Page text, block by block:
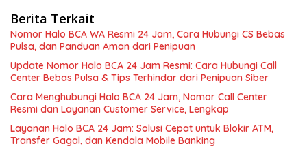
Berita Terkait
Nomor Halo BCA WA Resmi 24 Jam, Cara Hubungi CS Bebas
Pulsa, dan Panduan Aman dari Penipuan
Update Nomor Halo BCA 24 Jam Resmi: Cara Hubungi Call
Center Bebas Pulsa & Tips Terhindar dari Penipuan Siber
Cara Menghubungi Halo BCA 24 Jam, Nomor Call Center
Resmi dan Layanan Customer Service, Lengkap
Layanan Halo BCA 24 Jam: Solusi Cepat untuk Blokir ATM,
Transfer Gagal, dan Kendala Mobile Banking